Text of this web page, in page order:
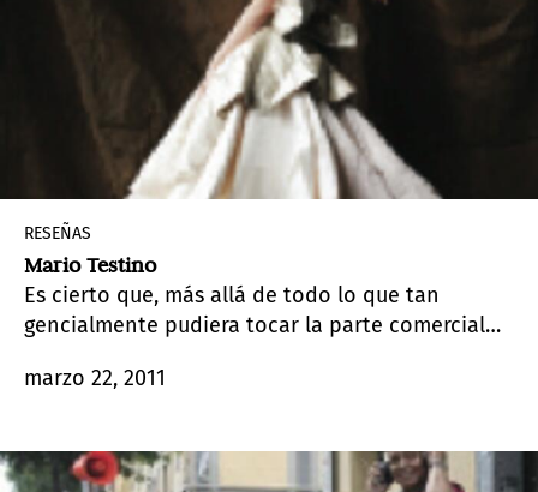
RESEÑAS
Mario Testino
Es cierto que, más allá de todo lo que tan
gencialmente pudiera tocar la parte comercial
trasfondo artístico en la obra de Mario Testino
marzo 22, 2011